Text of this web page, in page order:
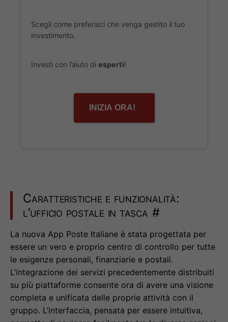
Scegli come preferisci che venga gestito il tuo
investimento.
Investi con l’aiuto di esperti!
INIZIA ORA!
Caratteristiche e funzionalità:
l’ufficio postale in tasca #
La nuova App Poste Italiane è stata progettata per
essere un vero e proprio centro di controllo per tutte
le esigenze personali, finanziarie e postali.
L’integrazione dei servizi precedentemente distribuiti
su più piattaforme consente ora di avere una visione
completa e unificata delle proprie attività con il
gruppo. L’interfaccia, pensata per essere intuitiva,